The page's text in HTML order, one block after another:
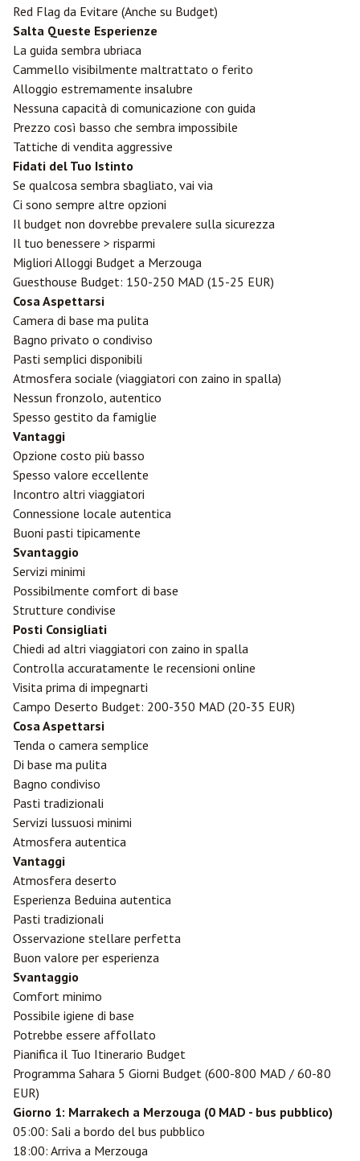
Red Flag da Evitare (Anche su Budget)
Salta Queste Esperienze
La guida sembra ubriaca
Cammello visibilmente maltrattato o ferito
Alloggio estremamente insalubre
Nessuna capacità di comunicazione con guida
Prezzo così basso che sembra impossibile
Tattiche di vendita aggressive
Fidati del Tuo Istinto
Se qualcosa sembra sbagliato, vai via
Ci sono sempre altre opzioni
Il budget non dovrebbe prevalere sulla sicurezza
Il tuo benessere > risparmi
Migliori Alloggi Budget a Merzouga
Guesthouse Budget: 150-250 MAD (15-25 EUR)
Cosa Aspettarsi
Camera di base ma pulita
Bagno privato o condiviso
Pasti semplici disponibili
Atmosfera sociale (viaggiatori con zaino in spalla)
Nessun fronzolo, autentico
Spesso gestito da famiglie
Vantaggi
Opzione costo più basso
Spesso valore eccellente
Incontro altri viaggiatori
Connessione locale autentica
Buoni pasti tipicamente
Svantaggio
Servizi minimi
Possibilmente comfort di base
Strutture condivise
Posti Consigliati
Chiedi ad altri viaggiatori con zaino in spalla
Controlla accuratamente le recensioni online
Visita prima di impegnarti
Campo Deserto Budget: 200-350 MAD (20-35 EUR)
Cosa Aspettarsi
Tenda o camera semplice
Di base ma pulita
Bagno condiviso
Pasti tradizionali
Servizi lussuosi minimi
Atmosfera autentica
Vantaggi
Atmosfera deserto
Esperienza Beduina autentica
Pasti tradizionali
Osservazione stellare perfetta
Buon valore per esperienza
Svantaggio
Comfort minimo
Possibile igiene di base
Potrebbe essere affollato
Pianifica il Tuo Itinerario Budget
Programma Sahara 5 Giorni Budget (600-800 MAD / 60-80
EUR)
Giorno 1: Marrakech a Merzouga (0 MAD - bus pubblico)
05:00: Sali a bordo del bus pubblico
18:00: Arriva a Merzouga